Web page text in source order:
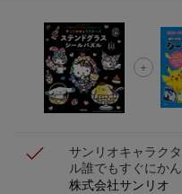
【スタンプカード】楽天
が当たる！
エントリー＆3,000円以
ラン）が当たる！
サンリオキャラク
ル誰でもすぐにか
株式会社サンリオ